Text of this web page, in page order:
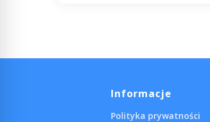
Informacje
Polityka prywatności